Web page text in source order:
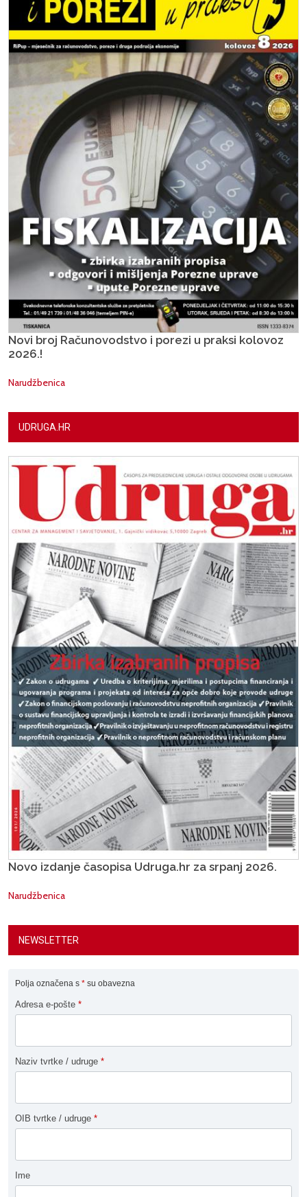
Novi broj Računovodstvo i porezi u praksi kolovoz
2026.!
Narudžbenica
UDRUGA.HR
Novo izdanje časopisa Udruga.hr za srpanj 2026.
Narudžbenica
NEWSLETTER
Polja označena s * su obavezna
Adresa e-pošte *
Naziv tvrtke / udruge *
OIB tvrtke / udruge *
Ime